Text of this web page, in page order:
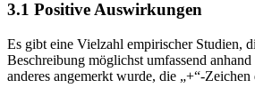
3.1 Positive Auswirkungen
Es gibt eine Vielzahl empirischer Studien,
Beschreibung möglichst umfassend
anderes angemerkt wurde, die „+“-